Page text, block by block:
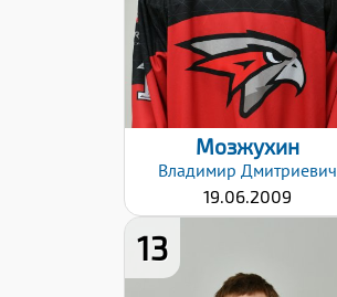
Разряд:
2юн
Дата заявки:
06.09.2024
Мозжухин
Владимир Дмитриевич
19.06.2009
13
183